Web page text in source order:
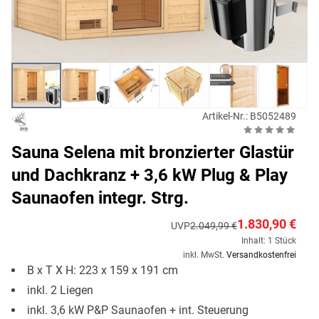
Artikel-Nr.: B5052489
Sauna Selena mit bronzierter Glastür
und Dachkranz + 3,6 kW Plug & Play
Saunaofen integr. Strg.
UVP2.049,99 €1.830,90 €
Inhalt: 1 Stück
inkl. MwSt. Versandkostenfrei
B x T X H: 223 x 159 x 191 cm
inkl. 2 Liegen
inkl. 3,6 kW P&P Saunaofen + int. Steuerung